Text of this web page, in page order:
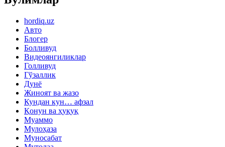
hordiq.uz
Авто
Блогер
Болливуд
Видеоянгиликлар
Голливуд
Гўзаллик
Дунё
Жиноят ва жазо
Кундан кун… афзал
Қонун ва ҳуқуқ
Муаммо
Мулоҳаза
Муносабат